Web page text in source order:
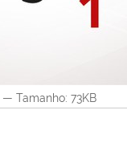
— Tamanho: 73KB